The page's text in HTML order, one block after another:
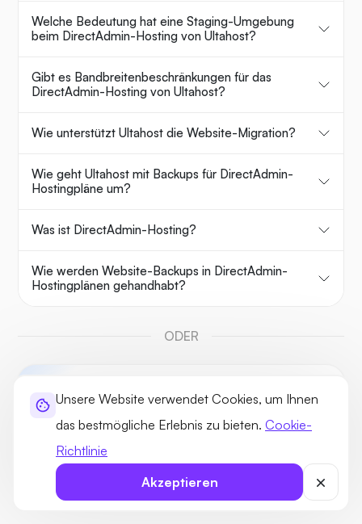
Unsere Website verwendet Cookies, um Ihnen
das bestmögliche Erlebnis zu bieten. Cookie-
Richtlinie
Akzeptieren
Welche Bedeutung hat eine Staging-Umgebung
beim DirectAdmin-Hosting von Ultahost?
Gibt es Bandbreitenbeschränkungen für das
DirectAdmin-Hosting von Ultahost?
Wie unterstützt Ultahost die Website-Migration?
Wie geht Ultahost mit Backups für DirectAdmin-
Hostingpläne um?
Was ist DirectAdmin-Hosting?
Wie werden Website-Backups in DirectAdmin-
Hostingplänen gehandhabt?
ODER
Frag UltaAI
Ihr Domain- und Hosting-Berater.